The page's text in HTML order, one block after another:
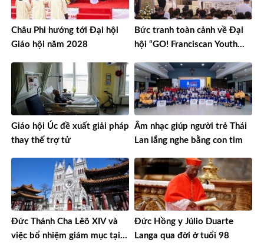
Châu Phi hướng tới Đại hội
Giáo hội năm 2028
Bức tranh toàn cảnh về Đại
hội “GO! Franciscan Youth
Giáo hội Úc đề xuất giải pháp
thay thế trợ tử
Âm nhạc giúp người trẻ Thái
Lan lắng nghe bằng con tim
Đức Thánh Cha Lêô XIV và
việc bổ nhiệm giám mục tại
Đức Hồng y Júlio Duarte
Langa qua đời ở tuổi 98